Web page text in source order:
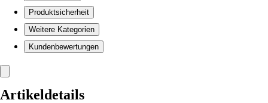
Produktsicherheit
Weitere Kategorien
Kundenbewertungen
Artikeldetails